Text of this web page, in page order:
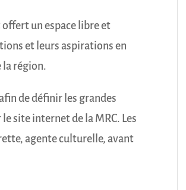
un espace libre et
et leurs aspirations en
la région.
de définir les grandes
site internet de la MRC. Les
agente culturelle, avant